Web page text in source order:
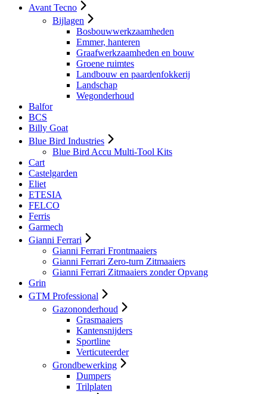
Avant Tecno
Bijlagen
Bosbouwwerkzaamheden
Emmer, hanteren
Graafwerkzaamheden en bouw
Groene ruimtes
Landbouw en paardenfokkerij
Landschap
Wegonderhoud
Balfor
BCS
Billy Goat
Blue Bird Industries
Blue Bird Accu Multi-Tool Kits
Cart
Castelgarden
Eliet
ETESIA
FELCO
Ferris
Garmech
Gianni Ferrari
Gianni Ferrari Frontmaaiers
Gianni Ferrari Zero-turn Zitmaaiers
Gianni Ferrari Zitmaaiers zonder Opvang
Grin
GTM Professional
Gazononderhoud
Grasmaaiers
Kantensnijders
Sportline
Verticuteerder
Grondbewerking
Dumpers
Trilplaten